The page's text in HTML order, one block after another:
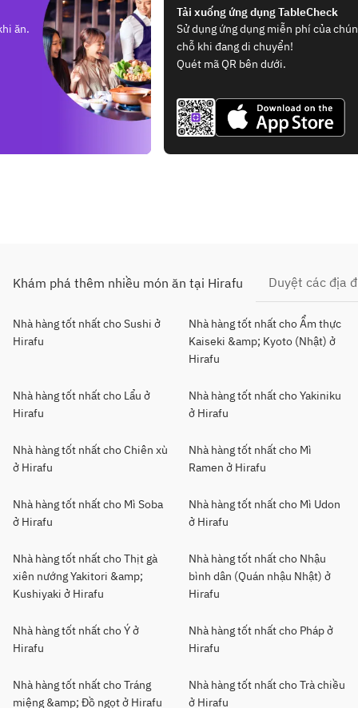
ăn.
Tải xuống ứng dụng TableCheck
Sử dụng ứng dụng miễn phí của
chỗ khi đang di chuyển!
Quét mã QR bên dưới.
Khám phá thêm nhiều món ăn tại Hirafu Duyệt các địa
Nhà hàng tốt nhất cho Sushi ở
Hirafu
Nhà hàng tốt nhất cho Ẩm thực
Kaiseki &amp; Kyoto (Nhật) ở
Hirafu
Nhà hàng tốt nhất cho Lẩu ở
Hirafu
Nhà hàng tốt nhất cho Yakiniku
ở Hirafu
Nhà hàng tốt nhất cho Chiên xù
ở Hirafu
Nhà hàng tốt nhất cho Mì
Ramen ở Hirafu
Nhà hàng tốt nhất cho Mì Soba
ở Hirafu
Nhà hàng tốt nhất cho Mì Udon
ở Hirafu
Nhà hàng tốt nhất cho Thịt gà
xiên nướng Yakitori &amp;
Kushiyaki ở Hirafu
Nhà hàng tốt nhất cho Nhậu
bình dân (Quán nhậu Nhật) ở
Hirafu
Nhà hàng tốt nhất cho Ý ở
Hirafu
Nhà hàng tốt nhất cho Pháp ở
Hirafu
Nhà hàng tốt nhất cho Tráng
miệng &amp; Đồ ngọt ở Hirafu
Nhà hàng tốt nhất cho Trà chiều
ở Hirafu